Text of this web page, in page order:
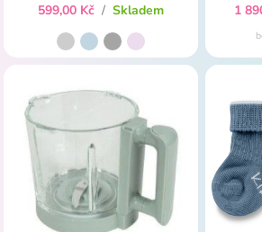
599,00 Kč / Skladem 1